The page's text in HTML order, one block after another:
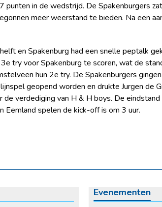
punten in de wedstrijd. De Spakenburgers
meer weerstand te bieden. Na een
en Spakenburg had een snelle peptalk
try voor Spakenburg te scoren, wat de
hun 2e try. De Spakenburgers
geopend worden en drukte Jurgen
de verdediging van H & H boys. De
spelen de kick-off is om 3 uur.
Evenementen